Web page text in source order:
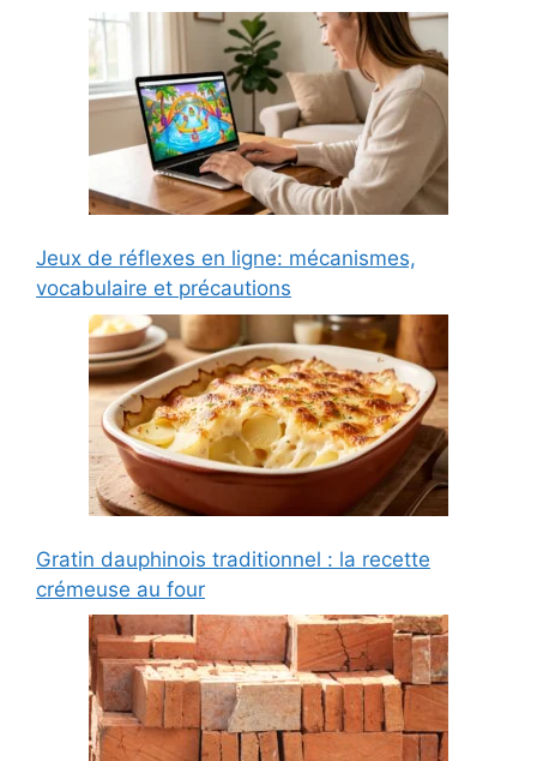
Jeux de réflexes en ligne: mécanismes,
vocabulaire et précautions
Gratin dauphinois traditionnel : la recette
crémeuse au four